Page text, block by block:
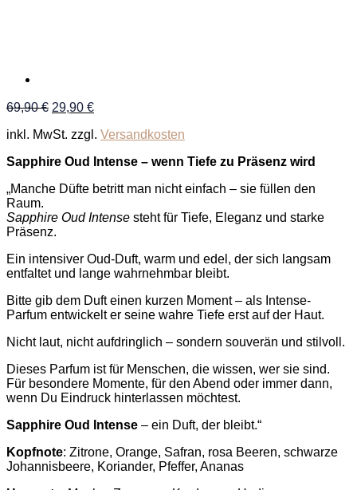
69,90€ Ursprünglicher
war:
29,90 €Aktueller
ist:
inkl. MwSt. zzgl. Versandkosten
Sapphire Oud Intense – wenn Tiefe zu Präsenz wird
„Manche Düfte betritt man nicht einfach – sie füllen den
Raum.
Sapphire Oud Intense steht für Tiefe, Eleganz und starke
Präsenz.
Ein intensiver Oud-Duft, warm und edel, der sich langsam
entfaltet und lange wahrnehmbar bleibt.
Bitte gib dem Duft einen kurzen Moment – als Intense-
Parfum entwickelt er seine wahre Tiefe erst auf der Haut.
Nicht laut, nicht aufdringlich – sondern souverän und stilvoll.
Dieses Parfum ist für Menschen, die wissen, wer sie sind.
Für besondere Momente, für den Abend oder immer dann,
wenn Du Eindruck hinterlassen möchtest.
Sapphire Oud Intense – ein Duft, der bleibt.“
Kopfnote: Zitrone, Orange, Safran, rosa Beeren, schwarze
Johannisbeere, Koriander, Pfeffer, Ananas